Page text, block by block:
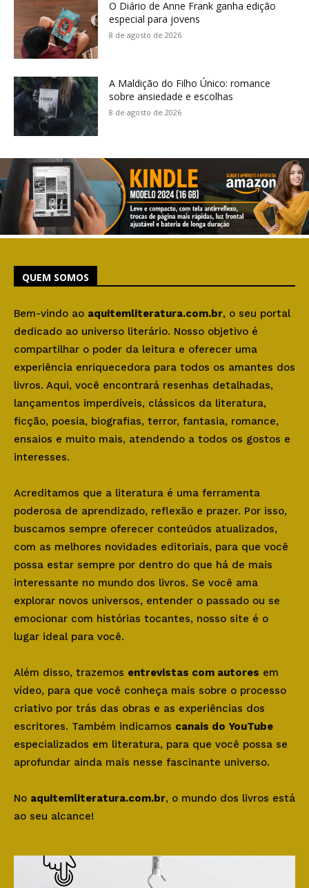
O Diário de Anne Frank ganha edição
especial para jovens
8 de agosto de 2026
A Maldição do Filho Único: romance
sobre ansiedade e escolhas
8 de agosto de 2026
QUEM SOMOS
Bem-vindo ao aquitemliteratura.com.br, o seu portal
dedicado ao universo literário. Nosso objetivo é
compartilhar o poder da leitura e oferecer uma
experiência enriquecedora para todos os amantes dos
livros. Aqui, você encontrará resenhas detalhadas,
lançamentos imperdíveis, clássicos da literatura,
ficção, poesia, biografias, terror, fantasia, romance,
ensaios e muito mais, atendendo a todos os gostos e
interesses.
Acreditamos que a literatura é uma ferramenta
poderosa de aprendizado, reflexão e prazer. Por isso,
buscamos sempre oferecer conteúdos atualizados,
com as melhores novidades editoriais, para que você
possa estar sempre por dentro do que há de mais
interessante no mundo dos livros. Se você ama
explorar novos universos, entender o passado ou se
emocionar com histórias tocantes, nosso site é o
lugar ideal para você.
Além disso, trazemos entrevistas com autores em
vídeo, para que você conheça mais sobre o processo
criativo por trás das obras e as experiências dos
escritores. Também indicamos canais do YouTube
especializados em literatura, para que você possa se
aprofundar ainda mais nesse fascinante universo.
No aquitemliteratura.com.br, o mundo dos livros está
ao seu alcance!